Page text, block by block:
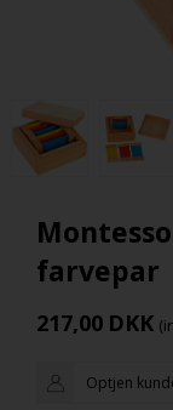
farvepar
217,00 DKK
Optjen